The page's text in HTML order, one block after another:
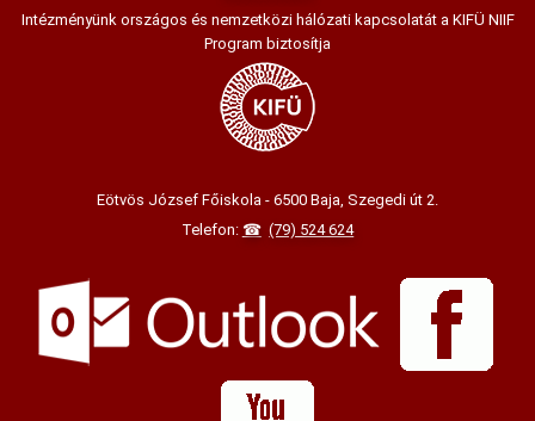
Intézményünk országos és nemzetközi hálózati kapcsolatát a KIFÜ NIIF
Program biztosítja
Eötvös József Főiskola - 6500 Baja, Szegedi út 2.
Telefon:
(79) 524 624